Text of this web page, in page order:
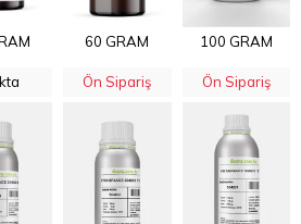
60 GRAM 100 GRAM
Ön Sipariş Ön Sipariş